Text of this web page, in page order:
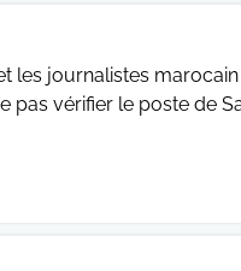
les journalistes
vérifier le poste de